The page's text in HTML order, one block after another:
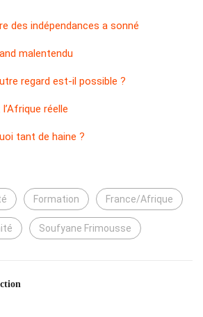
des indépendances a sonné
malentendu
regard est-il possible ?
réelle
tant de haine ?
Formation France/Afrique
Soufyane Frimousse